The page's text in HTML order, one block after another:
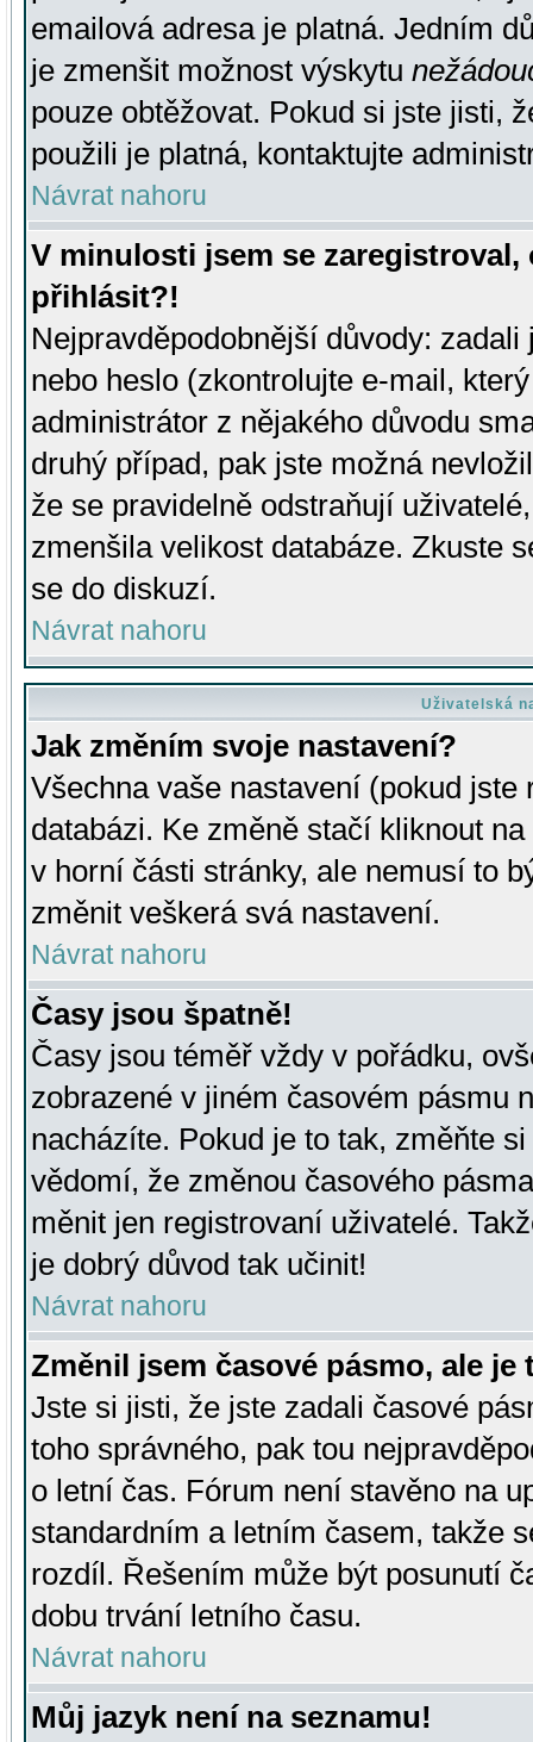
emailová adresa je platná. Jedním
je zmenšit možnost výskytu
pouze obtěžovat. Pokud si jste jisti,
použili je platná, kontaktujte
Návrat nahoru
V minulosti jsem se
přihlásit?!
Nejpravděpodobnější důvody:
nebo heslo (zkontrolujte e-mail,
administrátor z nějakého důvodu
druhý případ, pak jste možná
že se pravidelně odstraňují
zmenšila velikost databáze. Zkuste
se do diskuzí.
Návrat nahoru
Uživatelská
Jak změním svoje nastavení?
Všechna vaše nastavení (pokud
databázi. Ke změně stačí kliknout
v horní části stránky, ale nemusí to
změnit veškerá svá nastavení.
Návrat nahoru
Časy jsou špatně!
Časy jsou téměř vždy v pořádku,
zobrazené v jiném časovém pásmu
nacházíte. Pokud je to tak, změňte
vědomí, že změnou časového
měnit jen registrovaní uživatelé.
je dobrý důvod tak učinit!
Návrat nahoru
Změnil jsem časové pásmo, ale je
Jste si jisti, že jste zadali časové
toho správného, pak tou
o letní čas. Fórum není stavěno na
standardním a letním časem, takže
rozdíl. Řešením může být posunutí
dobu trvání letního času.
Návrat nahoru
Můj jazyk není na seznamu!